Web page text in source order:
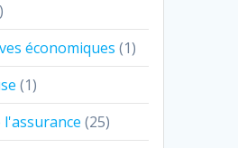
économiques (1)
(1)
l'assurance (25)